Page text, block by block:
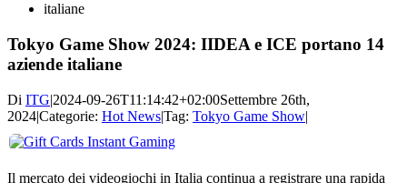
Tokyo Game Show 2024: IIDEA e ICE portano 14
aziende italiane
Di ITG|2024-09-26T11:14:42+02:00Settembre 26th,
2024|Categorie: Hot News|Tag: Tokyo Game Show|
Il mercato dei videogiochi in Italia continua a registrare una rapida